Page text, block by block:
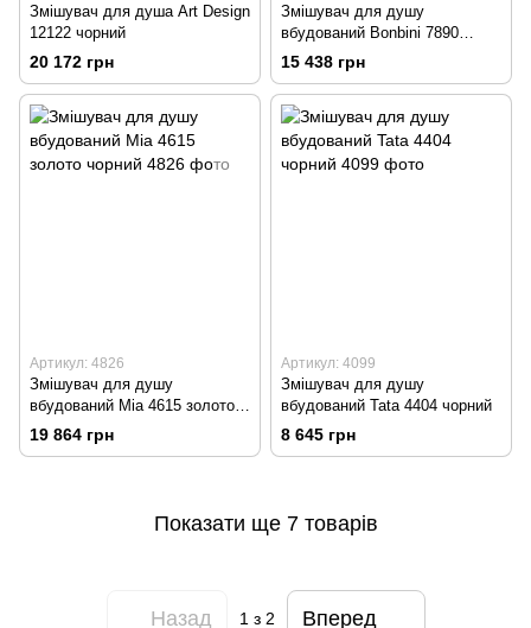
Змішувач для душа Art Design
12122 чорний
20 172 грн
Змішувач для душу
вбудований Bonbini 7890
чорний
15 438 грн
Артикул: 4826
Змішувач для душу
вбудований Mia 4615 золото
чорний
19 864 грн
Артикул: 4099
Змішувач для душу
вбудований Tata 4404 чорний
8 645 грн
Показати ще 7 товарів
Назад 1з 2 Вперед